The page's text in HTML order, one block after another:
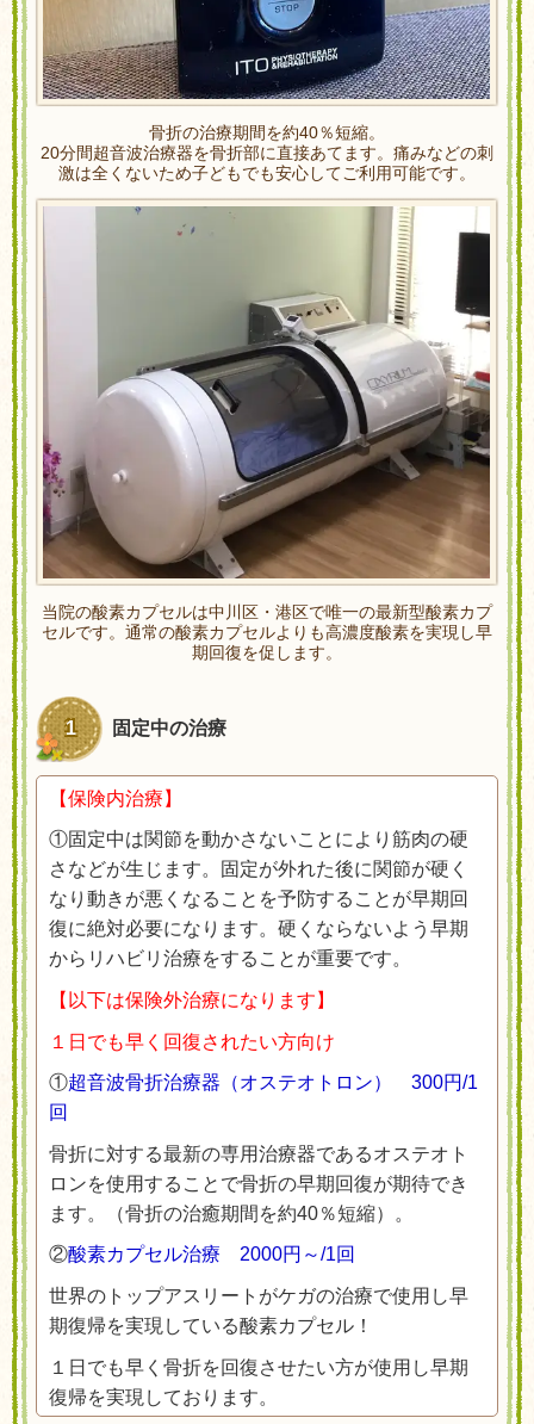
骨折の治療期間を約40％短縮。
20分間超音波治療器を骨折部に直接あてます。痛みなどの刺
激は全くないため子どもでも安心してご利用可能です。
当院の酸素カプセルは中川区・港区で唯一の最新型酸素カプ
セルです。通常の酸素カプセルよりも高濃度酸素を実現し早
期回復を促します。
1 固定中の治療
【保険内治療】
①固定中は関節を動かさないことにより筋肉の硬
さなどが生じます。固定が外れた後に関節が硬く
なり動きが悪くなることを予防することが早期回
復に絶対必要になります。硬くならないよう早期
からリハビリ治療をすることが重要です。
【以下は保険外治療になります】
１日でも早く回復されたい方向け
①超音波骨折治療器（オステオトロン） 300円/1
回
骨折に対する最新の専用治療器であるオステオト
ロンを使用することで骨折の早期回復が期待でき
ます。（骨折の治癒期間を約40％短縮）。
②酸素カプセル治療 2000円～/1回
世界のトップアスリートがケガの治療で使用し早
期復帰を実現している酸素カプセル！
１日でも早く骨折を回復させたい方が使用し早期
復帰を実現しております。